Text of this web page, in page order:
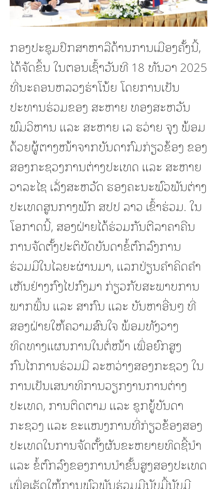
ກອງປະຊຸມປຶກສາຫາລືດ້ານການເມືອງຄັ້ງນີ້,
ໄດ້ຈັດຂຶ້ນ ໃນຕອນເຊົ້າວັນທີ 18 ທັນວາ 2025
ທີ່ນະຄອນຫລວງຮ່າໂນ້ຍ ໂດຍການເປັນ
ປະທານຮ່ວມຂອງ ສະຫາຍ ທອງສະຫວັນ
ພົມວິຫານ ແລະ ສະຫາຍ ເລ ຮວ່າຍ ຈຸງ ພ້ອມ
ດ້ວຍຜູ້ຕາງໜ້າຈາກບັນດາກົມກ່ຽວຂ້ອງ ຂອງ
ສອງກະຊວງການຕ່າງປະເທດ ແລະ ສະຫາຍ
ວາລະໄຊ ເລັ່ງສະຫວັດ ຮອງຄະນະພົວພັນຕ່າງ
ປະເທດສູນກາງພັກ ສປປ ລາວ ເຂົ້າຮ່ວມ. ໃນ
ໂອກາດນີ້, ສອງຝ່າຍໄດ້ຮ່ວມກັນຕີລາຄາຄືນ
ການຈັດຕັ້ງປະຕິບັດບັນດາຂໍ້ຕົກລົງການ
ຮ່ວມມືໃນໄລຍະຜ່ານມາ, ແລກປ່ຽນຄໍາຄິດຄໍາ
ເຫັນຢ່າງກົງໄປກົງມາ ກ່ຽວກັບສະພາບການ
ພາກພື້ນ ແລະ ສາກົນ ແລະ ບັນຫາອື່ນໆ ທີ່
ສອງຝ່າຍໃຫ້ຄວາມສົນໃຈ ພ້ອມທັງວາງ
ທິດທາງແຜນການໃນຕໍ່ໜ້າ ເພື່ອຍົກສູງ
ກົນໄກການຮ່ວມມື ລະຫວ່າງສອງກະຊວງ ໃນ
ການເປັນເສນາທິການວຽກງານການຕ່າງ
ປະເທດ, ການຕິດຕາມ ແລະ ຊຸກຍູ້ບັນດາ
ກະຊວງ ແລະ ຂະແໜງການທີ່ກ່ຽວຂ້ອງສອງ
ປະເທດໃນການຈັດຕັ້ງຜັນຂະຫຍາຍທິດຊີ້ນໍາ
ແລະ ຂໍ້ຕົກລົງຂອງການນໍາຂັ້ນສູງສອງປະເທດ
ເພື່ອເຮັດໃຫ້ການພົວພັນຮ່ວມມືນັບມື້ນັບມີ